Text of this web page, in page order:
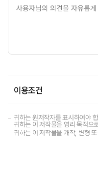
이용조건
귀하는 원저작자를 표시하여야
귀하는 이 저작물을 영리 목적으
귀하는 이 저작물을 개작, 변형